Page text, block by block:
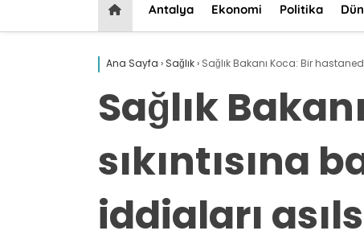
Antalya Ekonomi Politika
Ana Sayfa › Sağlık› Sağlık Bakanı Koca: Bir
Sağlık
sıkıntısına
iddiaları